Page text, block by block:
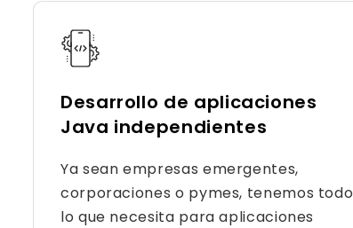
Desarrollo de aplicaciones
Java independientes
Ya sean empresas emergentes,
corporaciones o pymes, tenemos todo
lo que necesita para aplicaciones